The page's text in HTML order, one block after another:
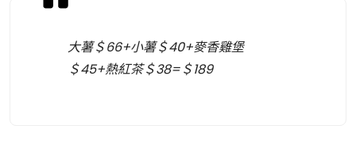
大薯＄66+小薯＄40+麥香雞堡
＄45+熱紅茶＄38=＄189